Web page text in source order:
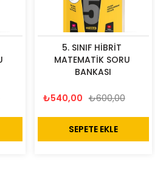
5. SINIF HİBRİT
MATEMATİK SORU
BANKASI
₺540,00 ₺600,00
SEPETE EKLE